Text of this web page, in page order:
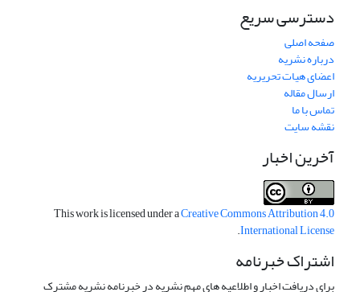
دسترسی سریع
صفحه اصلی
درباره نشریه
اعضای هیات تحریریه
ارسال مقاله
تماس با ما
نقشه سایت
آخرین اخبار
This work is licensed under aCreative Commons Attribution 4.0
International License
.
اشتراک خبرنامه
برای دریافت اخبار و اطلاعیه های مهم نشریه در خبرنامه نشریه مشترک